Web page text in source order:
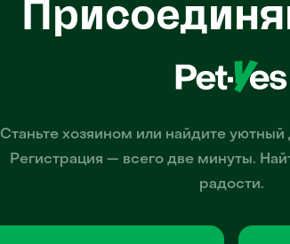
Станьте хозяином или найдите уютный
Регистрация — всего две минуты.
радости.